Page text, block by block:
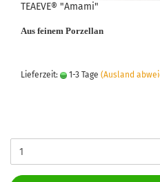
TEAEVE® "Amami"
Aus feinem Porzellan
Lieferzeit: 1-3 Tage (Ausland